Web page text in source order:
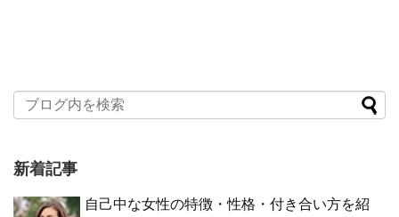
新着記事
自己中な女性の特徴・性格・付き合い方を紹